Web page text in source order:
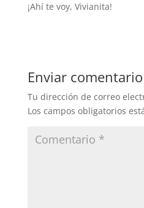
¡Ahí te voy, Vivianita!
Enviar comentario
Tu dirección de correo
Los campos obligatorios